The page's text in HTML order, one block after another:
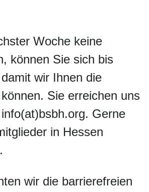
Woche keine
können Sie sich bis
wir Ihnen die
Sie erreichen uns
Gerne
in Hessen
wir die barrierefreien